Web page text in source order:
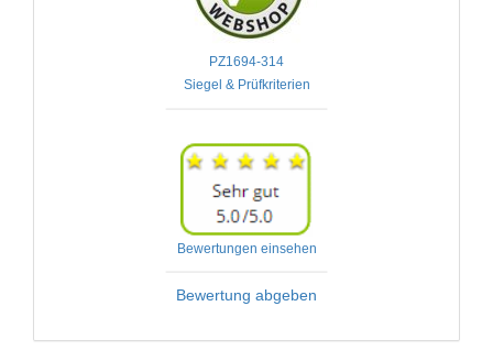
PZ1694-314
Bewertungen einsehen
Bewertung abgeben